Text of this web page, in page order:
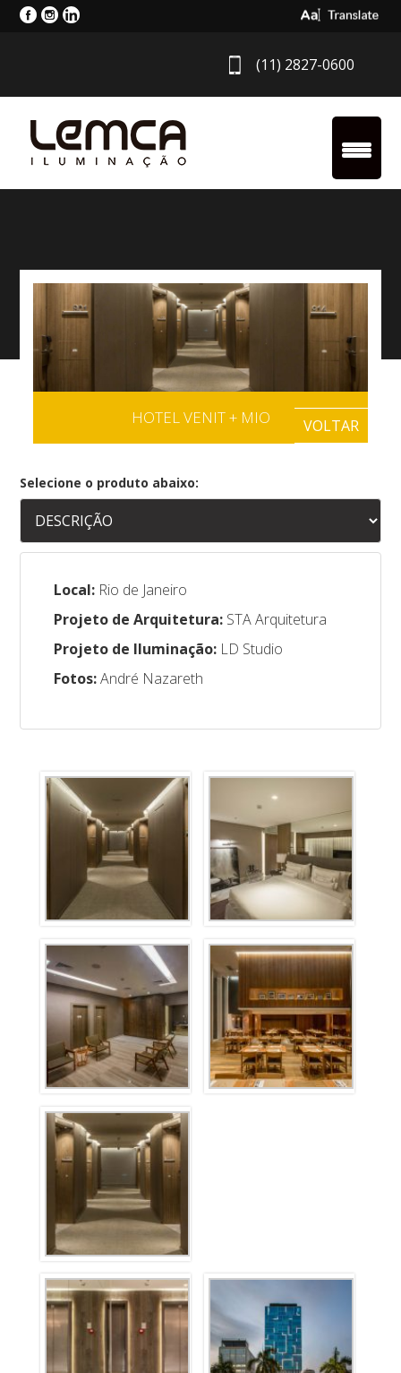
Select
(11) 2827-0600
HOTEL VENIT + MIO VOLTAR
Selecione o produto abaixo:
Local: Rio de Janeiro
Projeto de Arquitetura: STA Arquitetura
Projeto de Iluminação: LD Studio
Fotos:André Nazareth